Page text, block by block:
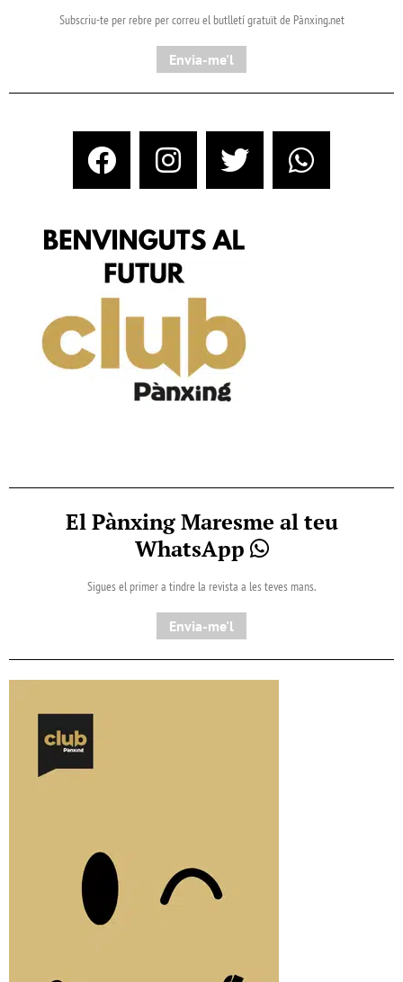
Subscriu-te per rebre per correu el butlletí gratuït de Pànxing.net​
Envia-me'l
El Pànxing Maresme al teu
WhatsApp
Sigues el primer a tindre la revista a les teves mans.
Envia-me'l